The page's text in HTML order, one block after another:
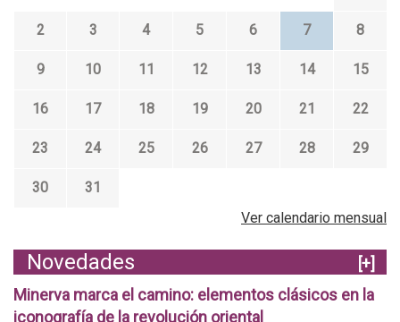
2 3 4 5 6 7 8
9 10 11 12 13 14 15
16 17 18 19 20 21 22
23 24 25 26 27 28 29
30
31
Ver calendario mensual
Novedades
[+]
Minerva marca el camino: elementos clásicos en la
iconografía de la revolución oriental